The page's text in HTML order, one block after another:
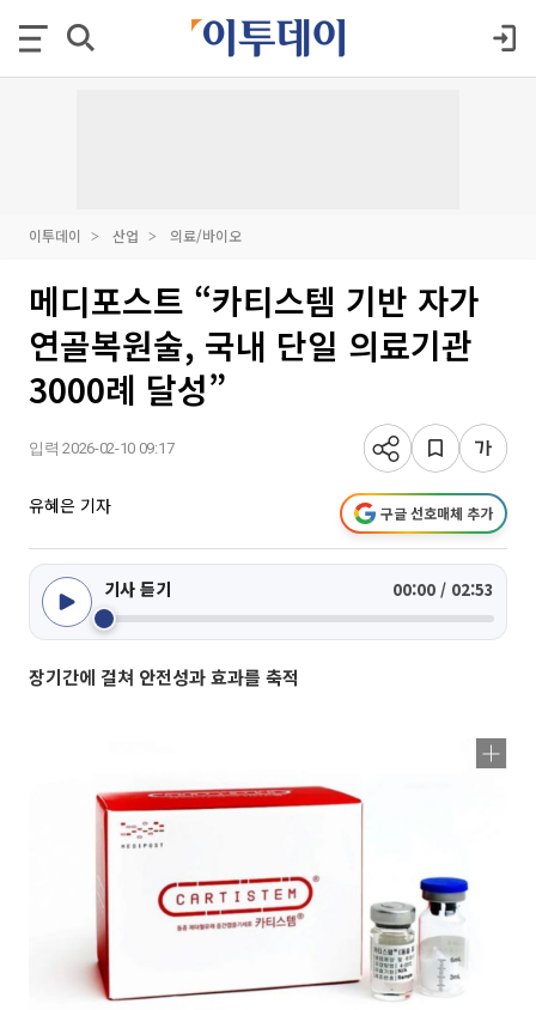
이투데이 산업 의료/바이오
메디포스트 “카티스템 기반 자가
연골복원술, 국내 단일 의료기관
3000례 달성”
입력 2026-02-10 09:17
유혜은 기자 구글 선호매체 추가
기사 듣기 00:00 / 02:53
장기간에 걸쳐 안전성과 효과를 축적